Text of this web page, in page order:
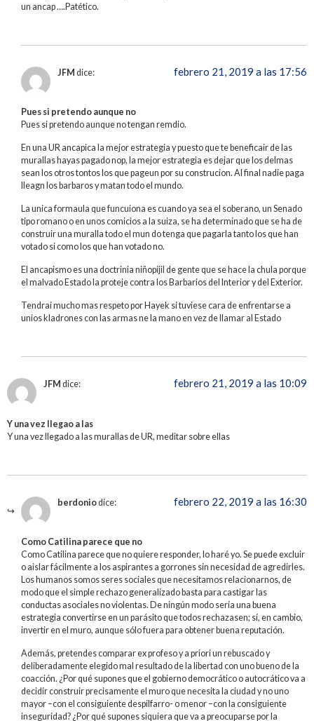
un ancap ….Patético.
JFM dice: febrero 21, 2019 a las 17:56
Pues si pretendo aunque no
Pues si pretendo aunque no tengan remdio.
En una UR ancapica la mejor estrategia y puesto que te beneficair de las
murallas hayas pagado nop, la mejor estrategia es dejar que los delmas
sean los otros tontos los que pageun por su construcion. Al final nadie paga
lleagn los barbaros y matan todo el mundo.
La unica formaula que funcuiona es cuando ya sea el soberano, un Senado
tipo romano o en unos comicios a la suiza, se ha determinado que se ha de
construir una muralla todo el mun do tenga que pagarla tanto los que han
votado si como los que han votado no.
El ancapismo es una doctrinia niñopijil de gente que se hace la chula porque
el malvado Estado la proteje contra los Barbarios del Interior y del Exterior.
Tendrai mucho mas respeto por Hayek si tuviese cara de enfrentarse a
unios kladrones con las armas ne la mano en vez de llamar al Estado
JFM dice: febrero 21, 2019 a las 10:09
Y una vez llegao a las
Y una vez llegado a las murallas de UR, meditar sobre ellas
berdoniodice: febrero 22, 2019 a las 16:30
Como Catilina parece que no
Como Catilina parece que no quiere responder, lo haré yo. Se puede excluir
o aislar fácilmente a los aspirantes a gorrones sin necesidad de agredirles.
Los humanos somos seres sociales que necesitamos relacionarnos, de
modo que el simple rechazo generalizado basta para castigar las
conductas asociales no violentas. De ningún modo sería una buena
estrategia convertirse en un parásito que todos rechazasen; sí, en cambio,
invertir en el muro, aunque sólo fuera para obtener buena reputación.
Además, pretendes comparar ex profeso y a priori un rebuscado y
deliberadamente elegido mal resultado de la libertad con uno bueno de la
coacción. ¿Por qué supones que el gobierno democrático o autocrático va a
decidir construir precisamente el muro que necesita la ciudad y no uno
mayor –con el consiguiente despilfarro- o menor –con la consiguiente
inseguridad? ¿Por qué supones siquiera que va a preocuparse por la